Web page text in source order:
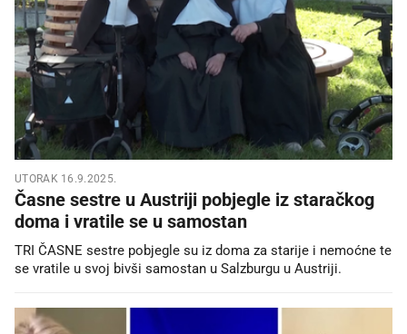
UTORAK 16.9.2025.
Časne sestre u Austriji pobjegle iz staračkog
doma i vratile se u samostan
TRI ČASNE sestre pobjegle su iz doma za starije i nemoćne te
se vratile u svoj bivši samostan u Salzburgu u Austriji.